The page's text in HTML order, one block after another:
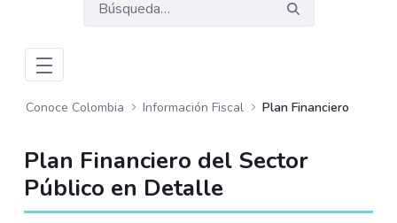
Conoce Colombia Información Fiscal Plan Financiero
Plan Financiero del Sector
Público en Detalle